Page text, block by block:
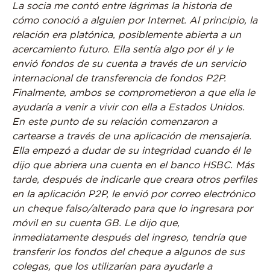
La socia me contó entre lágrimas la historia de
cómo conoció a alguien por Internet. Al principio, la
relación era platónica, posiblemente abierta a un
acercamiento futuro. Ella sentía algo por él y le
envió fondos de su cuenta a través de un servicio
internacional de transferencia de fondos P2P.
Finalmente, ambos se comprometieron a que ella le
ayudaría a venir a vivir con ella a Estados Unidos.
En este punto de su relación comenzaron a
cartearse a través de una aplicación de mensajería.
Ella empezó a dudar de su integridad cuando él le
dijo que abriera una cuenta en el banco HSBC. Más
tarde, después de indicarle que creara otros perfiles
en la aplicación P2P, le envió por correo electrónico
un cheque falso/alterado para que lo ingresara por
móvil en su cuenta GB. Le dijo que,
inmediatamente después del ingreso, tendría que
transferir los fondos del cheque a algunos de sus
colegas, que los utilizarían para ayudarle a